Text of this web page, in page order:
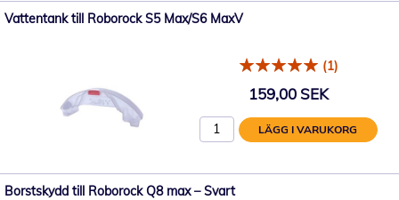
Vattentank till Roborock S5 Max/S6 MaxV
(1)
159,00 SEK
LÄGG I VARUKORG
Borstskydd till Roborock Q8 max – Svart